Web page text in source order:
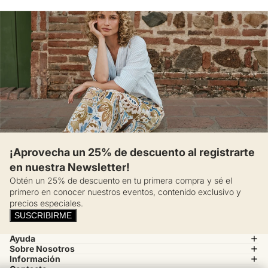
¡Aprovecha un 25% de descuento al registrarte
en nuestra Newsletter!
Obtén un 25% de descuento en tu primera compra y sé el
primero en conocer nuestros eventos, contenido exclusivo y
precios especiales.
SUSCRIBIRME
Ayuda
Sobre Nosotros
Información